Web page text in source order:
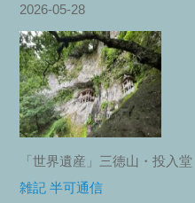
2026-05-28
「世界遺産」三徳山・投入
雑記 半可通信